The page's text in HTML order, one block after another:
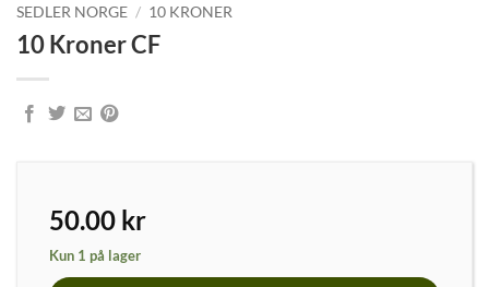
SEDLER NORGE / 10 KRONER
10 Kroner CF
50.00 kr
Kun 1 på lager